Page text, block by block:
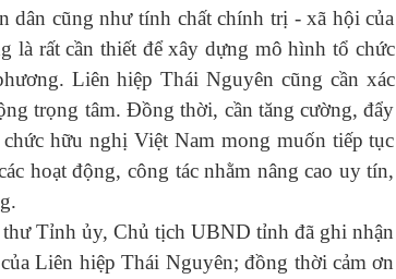
dân cũng như tính chất chính trị - xã hội của
là rất cần thiết để xây dựng mô hình tổ chức
Liên hiệp Thái Nguyên cũng cần xác
trọng tâm. Đồng thời, cần tăng cường, đẩy
hữu nghị Việt Nam mong muốn tiếp tục
hoạt động, công tác nhằm nâng cao uy tín,
Tỉnh ủy, Chủ tịch UBND tỉnh đã ghi nhận
Liên hiệp Thái Nguyên; đồng thời cảm ơn